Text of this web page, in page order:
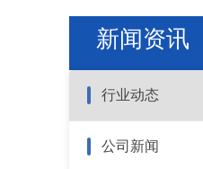
新闻资讯
行业动态
公司新闻